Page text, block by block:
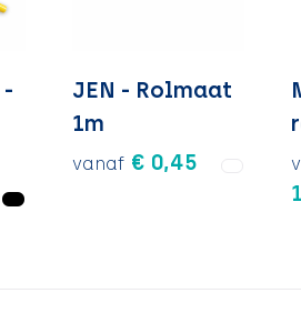
-
JEN - Rolmaat
1m
vanaf € 0,45